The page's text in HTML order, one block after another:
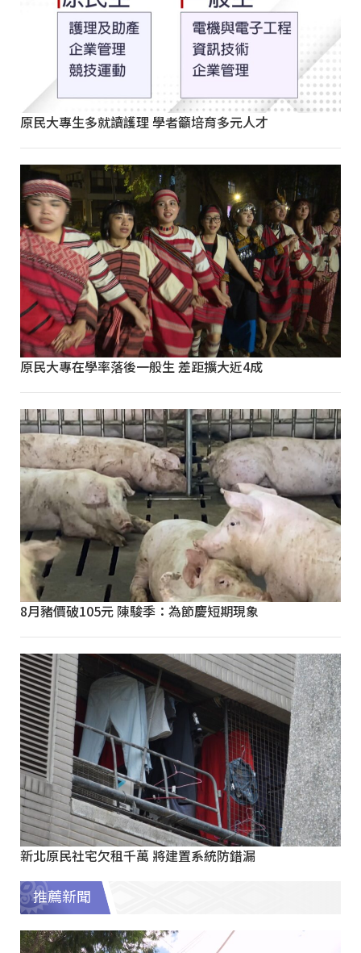
原民大專生多就讀護理 學者籲培育多元人才
原民大專在學率落後一般生 差距擴大近4成
8月豬價破105元 陳駿季：為節慶短期現象
新北原民社宅欠租千萬 將建置系統防錯漏
推薦新聞